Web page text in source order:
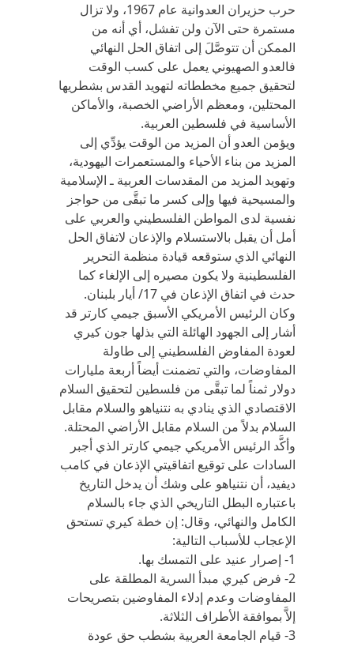
حرب حزيران العدوانية عام 1967، ولا تزال
مستمرة حتى الآن ولن تفشل، أي أنه من
الممكن أن تتوصَّلَ إلى اتفاق الحل النهائي
فالعدو الصهيوني يعمل على كسب الوقت
لتحقيق جميع مخططاته لتهويد القدس بشطريها
المحتلين، ومعظم الأراضي الخصبة، والأماكن
الأساسية في فلسطين العربية.
ويؤمن العدو أن المزيد من الوقت يؤدِّي إلى
المزيد من بناء الأحياء والمستعمرات اليهودية،
وتهويد المزيد من المقدسات العربية ـ الإسلامية
والمسيحية فيها وإلى كسر ما تبقَّى من حواجز
نفسية لدى المواطن الفلسطيني والعربي على
أمل أن يقبل بالاستسلام والإذعان لاتفاق الحل
النهائي الذي ستوقعه قيادة منظمة التحرير
الفلسطينية ولا يكون مصيره إلى الإلغاء كما
حدث في اتفاق الإذعان في 17/ أيار بلبنان.
وكان الرئيس الأمريكي الأسبق جيمي كارتر قد
أشار إلى الجهود الهائلة التي بذلها جون كيري
لعودة المفاوض الفلسطيني إلى طاولة
المفاوضات، والتي تضمنت أيضاً أربعة مليارات
دولار ثمناً لما تبقَّى من فلسطين لتحقيق السلام
الاقتصادي الذي ينادي به نتنياهو والسلام مقابل
السلام بدلاً من السلام مقابل الأراضي المحتلة.
وأكَّد الرئيس الأمريكي جيمي كارتر الذي أجبر
السادات على توقيع اتفاقيتي الإذعان في كامب
ديفيد، أن نتنياهو على وشك أن يدخل التاريخ
باعتباره البطل التاريخي الذي جاء بالسلام
الكامل والنهائي، وقال: إن خطة كيري تستحق
الإعجاب للأسباب التالية:
1- إصرار عنيد على التمسك بها.
2- فرض كيري مبدأ السرية المطلقة على
المفاوضات وعدم إدلاء المفاوضين بتصريحات
إلاَّ بموافقة الأطراف الثلاثة.
3- قيام الجامعة العربية بشطب حق عودة